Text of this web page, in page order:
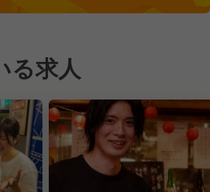
る求人